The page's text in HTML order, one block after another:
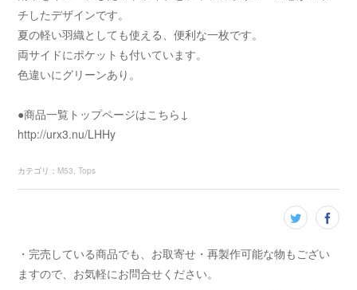
チしたデザインです。
夏の軽い羽織としても使える、便利な一枚です。
両サイドにポケットも付いています。
色違いにグリーンあり。
●商品一覧トップページはこちら↓
http://urx3.nu/LHHy
カテゴリ ： M53 Tops
・完売している商品でも、お取寄せ・再製作可能な物もござい
ますので、お気軽にお問合せください。